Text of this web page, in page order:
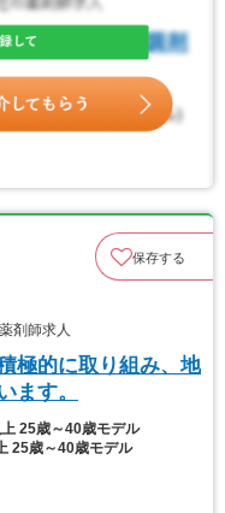
保存する
剤師求人
極的に取り組み、地
ます。
25歳～40歳モデル
25歳～40歳モデル